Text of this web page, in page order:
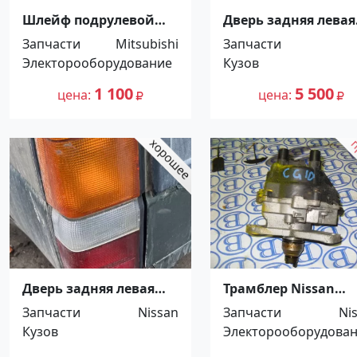
Шлейф подрулевой
MITSUBISHI LANCER X /
PAJERO / MONTERO
V97W Краснодар
Запчасти
Mitsubishi
Электорооборудование
цена 1 100
Дверь задняя левая
Лада Приора
Краснодар
Запчасти
Кузов
цена 5 500
Дверь задняя левая
Nissan Terrano
Краснодар
Запчасти
Nissan
Кузов
Трамблер Nissan
March, Cube
Запчасти